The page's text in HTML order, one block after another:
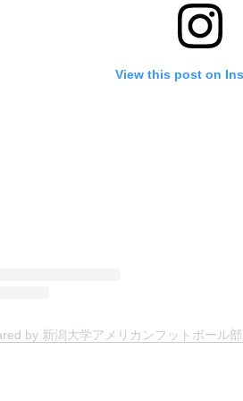
View this post on
by 新潟大学アメリカンフットボール